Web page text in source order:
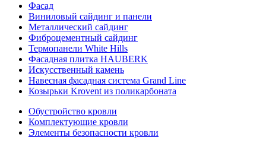
Фасад
Виниловый сайдинг и панели
Металлический сайдинг
Фиброцементный сайдинг
Термопанели White Hills
Фасадная плитка HAUBERK
Искусственный камень
Навесная фасадная система Grand Line
Козырьки Krovent из поликарбоната
Обустройство кровли
Комплектующие кровли
Элементы безопасности кровли